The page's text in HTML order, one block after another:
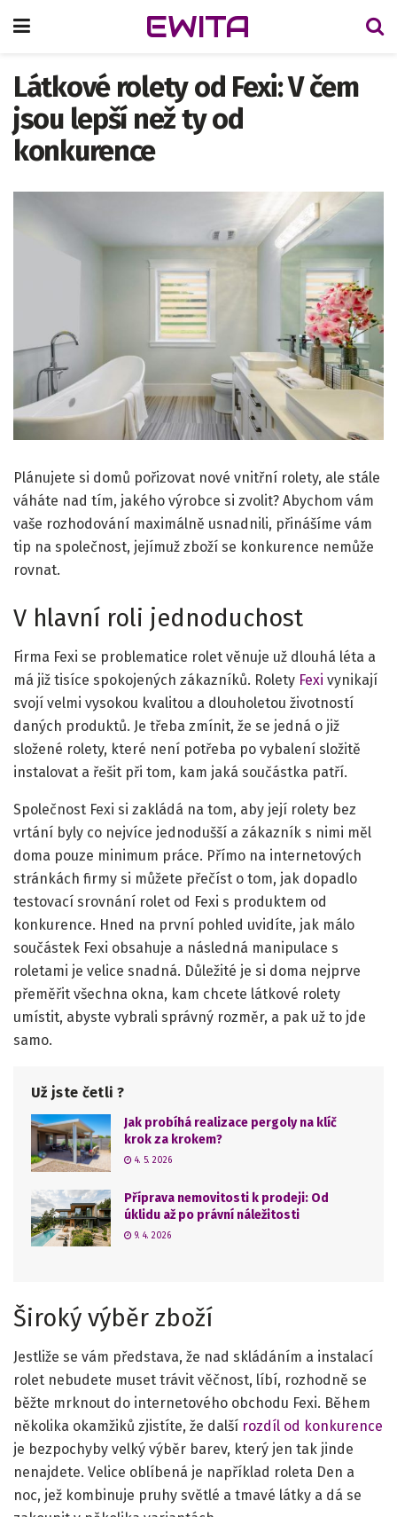
EWITA
Látkové rolety od Fexi: V čem
jsou lepší než ty od
konkurence
Plánujete si domů pořizovat nové vnitřní rolety, ale stále
váháte nad tím, jakého výrobce si zvolit? Abychom vám
vaše rozhodování maximálně usnadnili, přinášíme vám
tip na společnost, jejímuž zboží se konkurence nemůže
rovnat.
V hlavní roli jednoduchost
Firma Fexi se problematice rolet věnuje už dlouhá léta a
má již tisíce spokojených zákazníků. Rolety Fexi vynikají
svojí velmi vysokou kvalitou a dlouholetou životností
daných produktů. Je třeba zmínit, že se jedná o již
složené rolety, které není potřeba po vybalení složitě
instalovat a řešit při tom, kam jaká součástka patří.
Společnost Fexi si zakládá na tom, aby její rolety bez
vrtání byly co nejvíce jednodušší a zákazník s nimi měl
doma pouze minimum práce. Přímo na internetových
stránkách firmy si můžete přečíst o tom, jak dopadlo
testovací srovnání rolet od Fexi s produktem od
konkurence. Hned na první pohled uvidíte, jak málo
součástek Fexi obsahuje a následná manipulace s
roletami je velice snadná. Důležité je si doma nejprve
přeměřit všechna okna, kam chcete látkové rolety
umístit, abyste vybrali správný rozměr, a pak už to jde
samo.
Už jste četli ?
Jak probíhá realizace pergoly na klíč
krok za krokem?
4. 5. 2026
Příprava nemovitosti k prodeji: Od
úklidu až po právní náležitosti
9. 4. 2026
Široký výběr zboží
Jestliže se vám představa, že nad skládáním a instalací
rolet nebudete muset trávit věčnost, líbí, rozhodně se
běžte mrknout do internetového obchodu Fexi. Během
několika okamžiků zjistíte, že další rozdíl od konkurence
je bezpochyby velký výběr barev, který jen tak jinde
nenajdete. Velice oblíbená je například roleta Den a
noc, jež kombinuje pruhy světlé a tmavé látky a dá se